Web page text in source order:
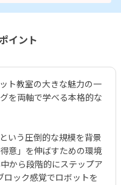
イント
ト教室の大きな魅力の一
を両軸で学べる本格的な
いう圧倒的な規模を背景
意」を伸ばすための環境
から段階的にステップア
ロック感覚でロボットを